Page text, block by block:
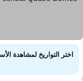
اختر التواريخ لمشاهدة